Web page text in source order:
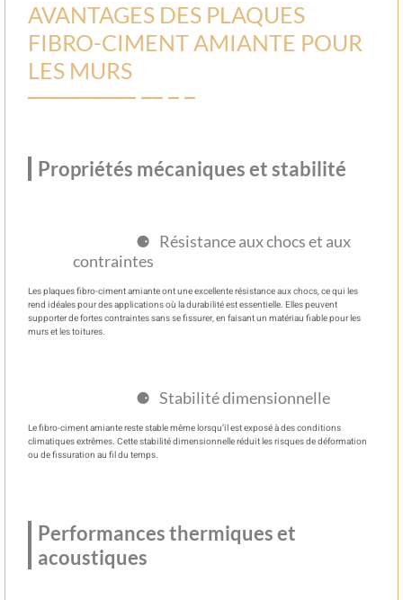
AVANTAGES DES PLAQUES
FIBRO-CIMENT AMIANTE POUR
LES MURS
Propriétés mécaniques et stabilité
Résistance aux chocs et aux
contraintes
Les plaques fibro-ciment amiante ont une excellente résistance aux chocs, ce qui les
rend idéales pour des applications où la durabilité est essentielle. Elles peuvent
supporter de fortes contraintes sans se fissurer, en faisant un matériau fiable pour les
murs et les toitures.
Stabilité dimensionnelle
Le fibro-ciment amiante reste stable même lorsqu’il est exposé à des conditions
climatiques extrêmes. Cette stabilité dimensionnelle réduit les risques de déformation
ou de fissuration au fil du temps.
Performances thermiques et
acoustiques